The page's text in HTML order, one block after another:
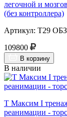
легочной и
(без контроллера)
Артикул: Т29
109800
В корзину
В наличии
Т Максим I
реанимации -